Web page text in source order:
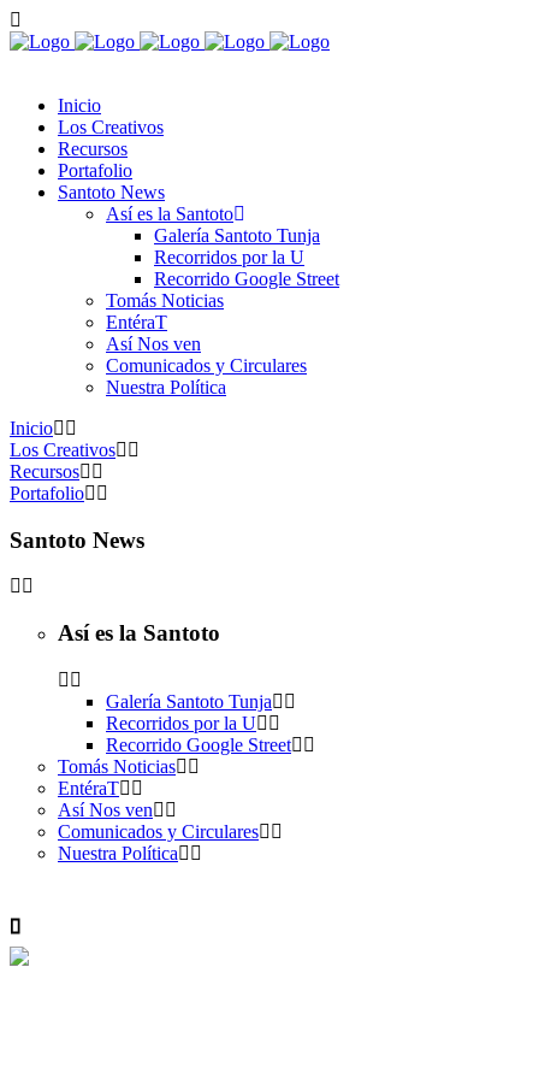
Inicio
Los Creativos
Recursos
Portafolio
Santoto News
Así es la Santoto
Galería Santoto Tunja
Recorridos por la U
Recorrido Google Street
Tomás Noticias
EntéraT
Así Nos ven
Comunicados y Circulares
Nuestra Política
Inicio
Los Creativos
Recursos
Portafolio
Santoto News
Así es la Santoto
Galería Santoto Tunja
Recorridos por la U
Recorrido Google Street
Tomás Noticias
EntéraT
Así Nos ven
Comunicados y Circulares
Nuestra Política